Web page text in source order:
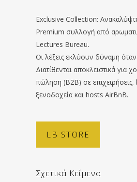
Exclusive Collection:
Premium συλλογή από
Lectures Bureau.
Οι λέξεις εκλύουν δύναμη όταν
Διατίθενται αποκλειστικά για
πώληση (B2B) σε
ξενοδοχεία και hosts AirBnB.
LB STORE
Σχετικά Κείμενα